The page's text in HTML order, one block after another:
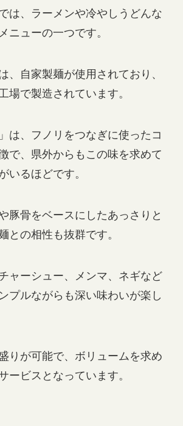
は、ラーメンや冷やしうどんな
ニューの一つです。
、自家製麺が使用されており、
場で製造されています。
は、フノリをつなぎに使ったコ
で、県外からもこの味を求めて
いるほどです。
豚骨をベースにしたあっさりと
との相性も抜群です。
ャーシュー、メンマ、ネギなど
プルながらも深い味わいが楽し
りが可能で、ボリュームを求め
ービスとなっています。